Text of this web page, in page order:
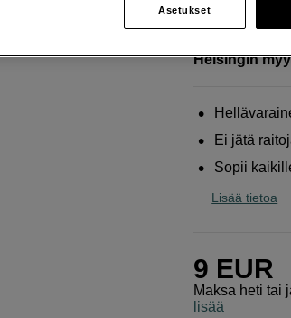
Helsingin
Ei jätä
Sopii
Lisää tietoa
9 EUR
Maksa heti tai
lisää
Asetukset